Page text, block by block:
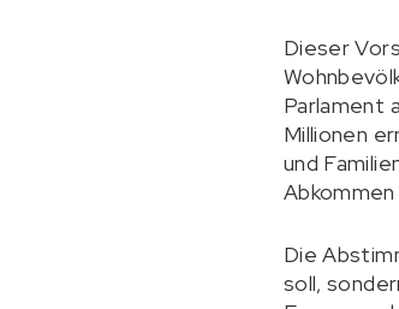
Dieser
Parlament
Millionen
und
Die
soll,